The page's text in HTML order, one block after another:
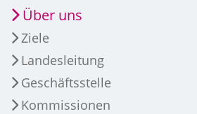
Über uns
Ziele
Landesleitung
Geschäftsstelle
Kommissionen